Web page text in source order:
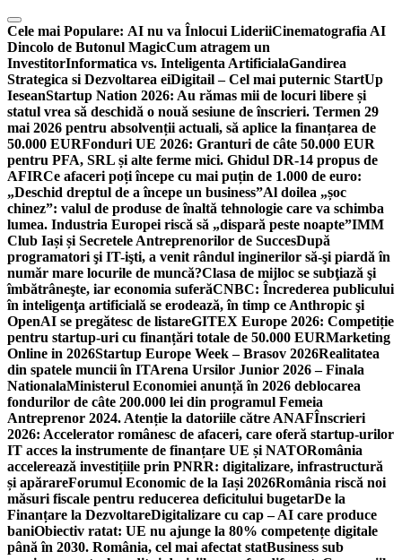
Skip
to
content
Cele mai Populare: AI nu va Înlocui LideriiCinematografia AI
Dincolo de Butonul MagicCum atragem un
InvestitorInformatica vs. Inteligenta ArtificialaGandirea
Strategica si Dezvoltarea eiDigitail – Cel mai puternic StartUp
IeseanStartup Nation 2026: Au rămas mii de locuri libere și
statul vrea să deschidă o nouă sesiune de înscrieri. Termen 29
mai 2026 pentru absolvenții actuali, să aplice la finanțarea de
50.000 EURFonduri UE 2026: Granturi de câte 50.000 EUR
pentru PFA, SRL și alte ferme mici. Ghidul DR-14 propus de
AFIRCe afaceri poți începe cu mai puțin de 1.000 de euro:
„Deschid dreptul de a începe un business”Al doilea „șoc
chinez”: valul de produse de înaltă tehnologie care va schimba
lumea. Industria Europei riscă să „dispară peste noapte”IMM
Club Iași și Secretele Antreprenorilor de SuccesDupă
programatori şi IT-işti, a venit rândul inginerilor să-şi piardă în
număr mare locurile de muncă?Clasa de mijloc se subţiază şi
îmbătrâneşte, iar economia suferăCNBC: Încrederea publicului
în inteligenţa artificială se erodează, în timp ce Anthropic şi
OpenAI se pregătesc de listareGITEX Europe 2026: Competiție
pentru startup-uri cu finanțări totale de 50.000 EURMarketing
Online in 2026Startup Europe Week – Brasov 2026Realitatea
din spatele muncii în ITArena Ursilor Junior 2026 – Finala
NationalaMinisterul Economiei anunță în 2026 deblocarea
fondurilor de câte 200.000 lei din programul Femeia
Antreprenor 2024. Atenție la datoriile către ANAFÎnscrieri
2026: Accelerator românesc de afaceri, care oferă startup-urilor
IT acces la instrumente de finanțare UE și NATORomânia
accelerează investițiile prin PNRR: digitalizare, infrastructură
și apărareForumul Economic de la Iași 2026România riscă noi
măsuri fiscale pentru reducerea deficitului bugetarDe la
Finanțare la DezvoltareDigitalizare cu cap – AI care produce
baniObiectiv ratat: UE nu ajunge la 80% competențe digitale
până în 2030. România, cel mai afectat statBusiness sub